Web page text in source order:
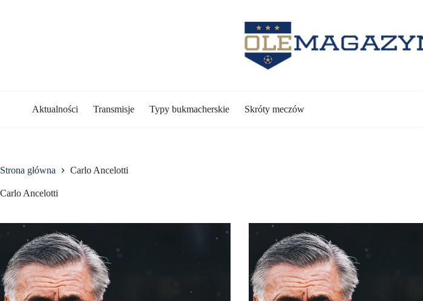
Aktualności Transmisje Typy bukmacherskie Skróty meczów
Strona główna Carlo Ancelotti
Carlo Ancelotti